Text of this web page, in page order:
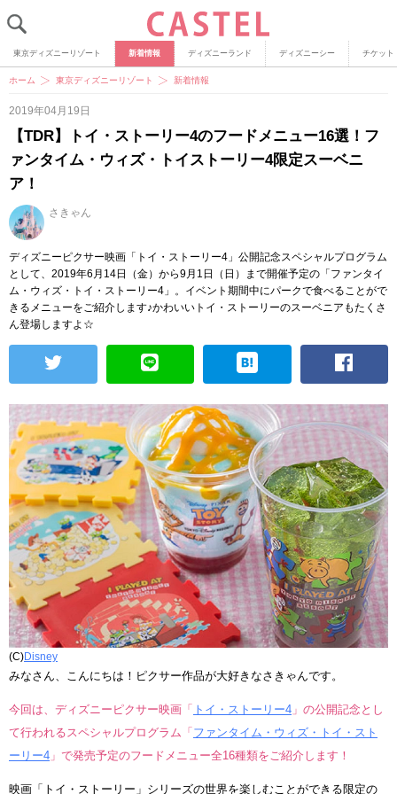
東京ディズニーリゾート 新着情報 ディズニーランド ディズニーシー チケット
ホーム 東京ディズニーリゾート 新着情報
2019年04月19日
【TDR】トイ・ストーリー4のフードメニュー16選！フ
ァンタイム・ウィズ・トイストーリー4限定スーベニ
ア！
さきゃん
ディズニーピクサー映画「トイ・ストーリー4」公開記念スペシャルプログラム
として、2019年6月14日（金）から9月1日（日）まで開催予定の「ファンタイ
ム・ウィズ・トイ・ストーリー4」。イベント期間中にパークで食べることがで
きるメニューをご紹介します♪かわいいトイ・ストーリーのスーベニアもたくさ
ん登場しますよ☆
(C)Disney
みなさん、こんにちは！ピクサー作品が大好きなさきゃんです。
今回は、ディズニーピクサー映画「 トイ・ストーリー4 」の公開記念とし
て行われるスペシャルプログラム「 ファンタイム・ウィズ・トイ・スト
ーリー4 」で発売予定のフードメニュー全16種類をご紹介します！
映画「トイ・ストーリー」シリーズの世界を楽しむことができる限定の